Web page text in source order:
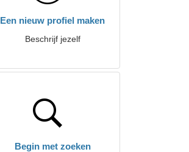
Een nieuw profiel maken
Beschrijf jezelf
Begin met zoeken